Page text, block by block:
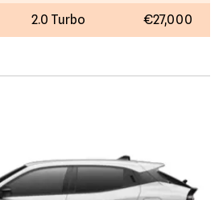
2.0 Turbo €27,000